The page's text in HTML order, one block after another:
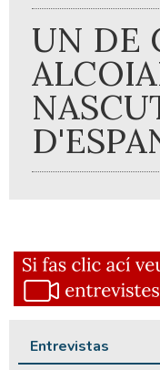
UN DE
Entrevistas